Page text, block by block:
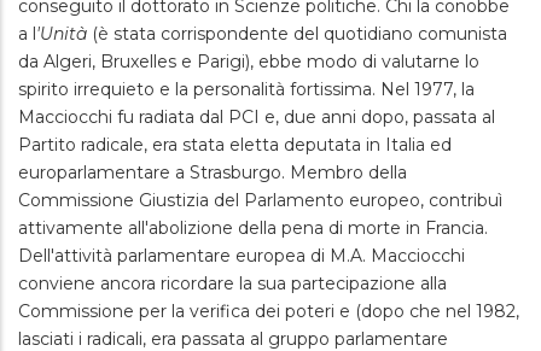
conseguito il dottorato in Scienze politiche. Chi la conobbe
a l'Unità (è stata corrispondente del quotidiano comunista
da Algeri, Bruxelles e Parigi), ebbe modo di valutarne lo
spirito irrequieto e la personalità fortissima. Nel 1977, la
Macciocchi fu radiata dal PCI e, due anni dopo, passata al
Partito radicale, era stata eletta deputata in Italia ed
europarlamentare a Strasburgo. Membro della
Commissione Giustizia del Parlamento europeo, contribuì
attivamente all'abolizione della pena di morte in Francia.
Dell'attività parlamentare europea di M.A. Macciocchi
conviene ancora ricordare la sua partecipazione alla
Commissione per la verifica dei poteri e (dopo che nel 1982,
lasciati i radicali, era passata al gruppo parlamentare